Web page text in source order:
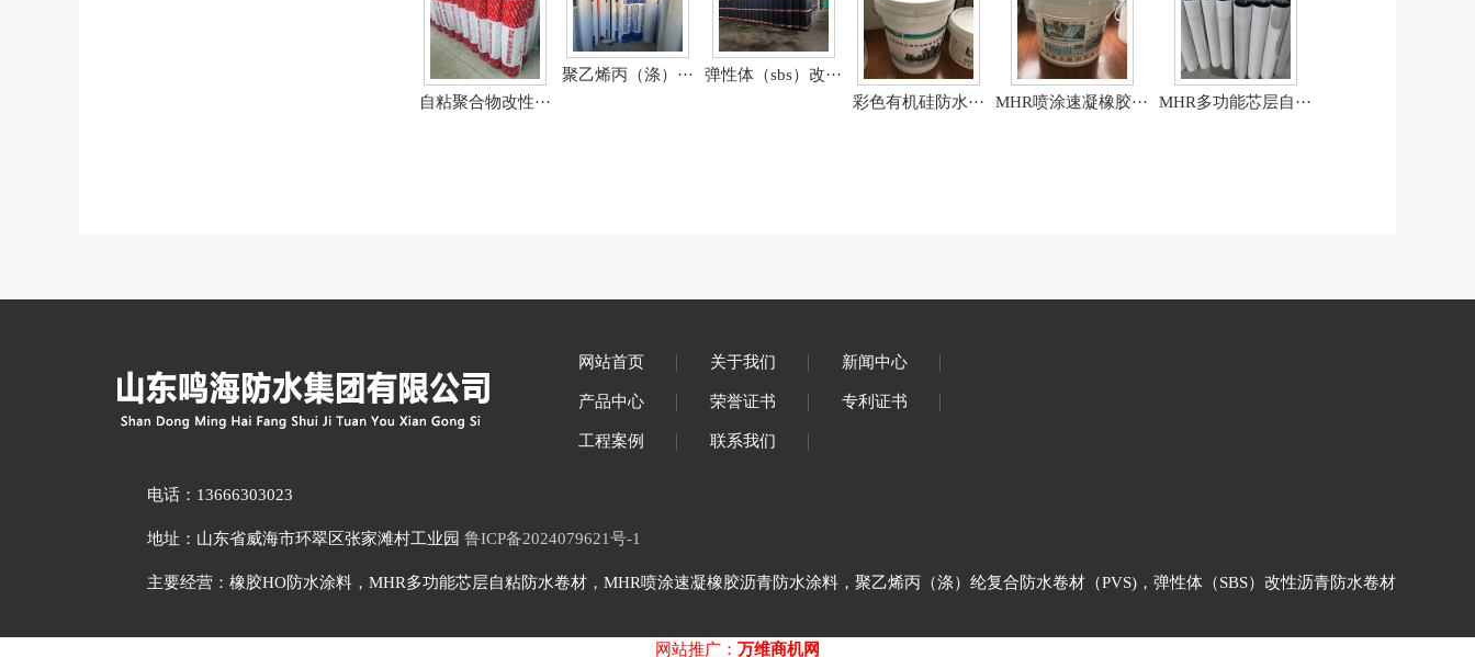
自粘聚合物改性···
聚乙烯丙（涤）···
弹性体（sbs）改···
彩色有机硅防水···
MHR喷涂速凝橡胶··· MHR多功能芯层自···
网站首页 关于我们 新闻中心
产品中心 荣誉证书 专利证书
工程案例 联系我们
电话：13666303023
地址：山东省威海市环翠区张家滩村工业园 鲁ICP备2024079621号-1
主要经营：橡胶HO防水涂料，MHR多功能芯层自粘防水卷材，MHR喷涂速凝橡胶沥青防水涂料，聚乙烯丙（涤）纶复合防水卷材（PVS)，弹性体（SBS）改性沥青防水卷材
网站推广： 万维商机网